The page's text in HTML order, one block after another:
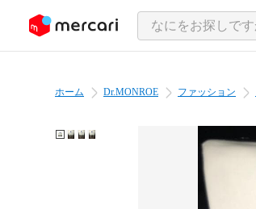
ツにスキップ
ホーム Dr.MONROE ファッション